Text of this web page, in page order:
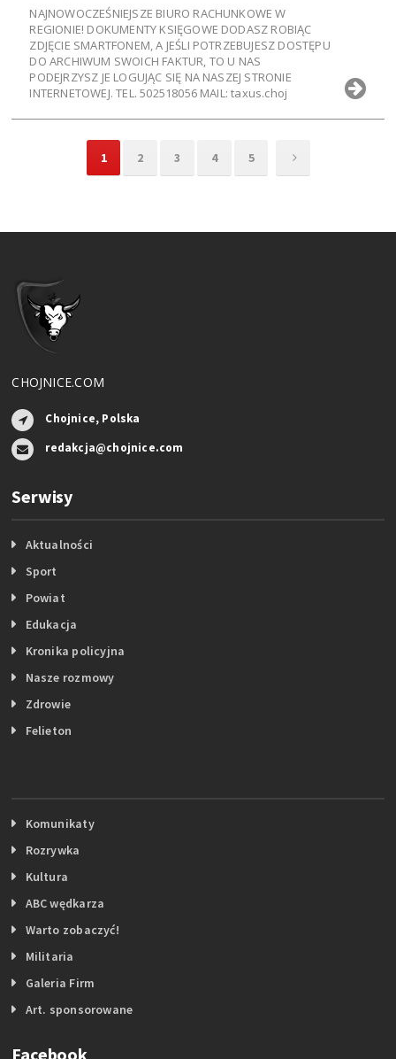
NAJNOWOCZEŚNIEJSZE BIURO RACHUNKOWE W
REGIONIE! DOKUMENTY KSIĘGOWE DODASZ ROBIĄC
ZDJĘCIE SMARTFONEM, A JEŚLI POTRZEBUJESZ DOSTĘPU
DO ARCHIWUM SWOICH FAKTUR, TO U NAS
PODEJRZYSZ JE LOGUJĄC SIĘ NA NASZEJ STRONIE
INTERNETOWEJ. TEL. 502518056 MAIL: taxus.choj
1 2 3 4 5
CHOJNICE.COM
Chojnice, Polska
redakcja@chojnice.com
Serwisy
Aktualności
Sport
Powiat
Edukacja
Kronika policyjna
Nasze rozmowy
Zdrowie
Felieton
Komunikaty
Rozrywka
Kultura
ABC wędkarza
Warto zobaczyć!
Militaria
Galeria Firm
Art. sponsorowane
Facebook